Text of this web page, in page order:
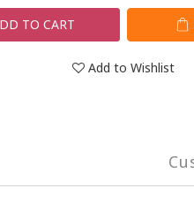
TO CART
Add to Wishlist